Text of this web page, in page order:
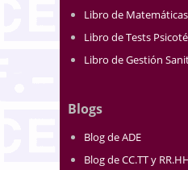
Libro de
Libro de Tests
Libro de Gestión
Blogs
Blog de ADE
Blog de CC.TT y